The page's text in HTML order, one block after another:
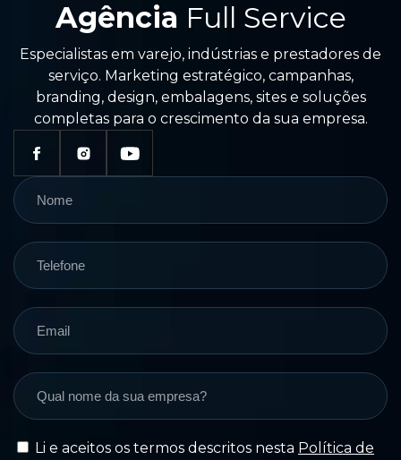
Agência Full Service
Especialistas em varejo, indústrias e prestadores de
serviço. Marketing estratégico, campanhas,
branding, design, embalagens, sites e soluções
completas para o crescimento da sua empresa.
Li e aceitos os termos descritos nesta Política de